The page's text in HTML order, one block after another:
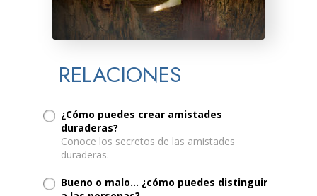
RELACIONES
¿Cómo puedes crear amistades
duraderas?
Conoce los secretos de las amistades
duraderas.
Bueno o malo… ¿cómo puedes distinguir